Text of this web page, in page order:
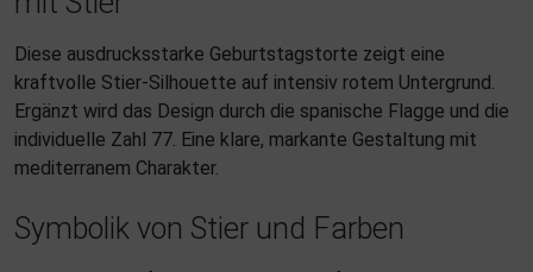
Diese ausdrucksstarke Geburtstagstorte zeigt eine
kraftvolle Stier-Silhouette auf intensiv rotem Untergrund.
Ergänzt wird das Design durch die spanische Flagge und die
individuelle Zahl 77. Eine klare, markante Gestaltung mit
mediterranem Charakter.
Symbolik von Stier und Farben